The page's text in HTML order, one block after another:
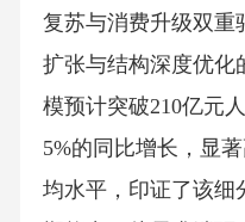
复苏与消费升级双重
扩张与结构深度优化
模预计突破210亿元
5%的同比增长，显
均水平，印证了该细